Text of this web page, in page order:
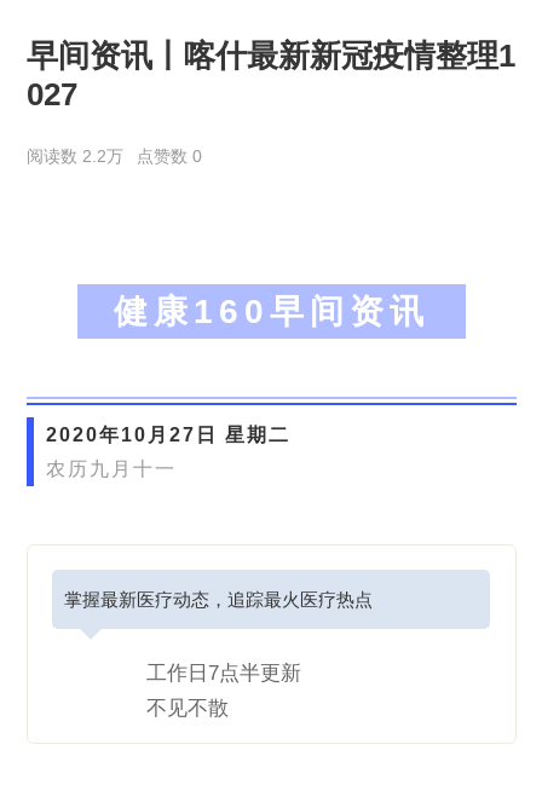
早间资讯丨喀什最新新冠疫情整理1
027
阅读数 2.2万 点赞数 0
健康160早间资讯
2020年10月27日 星期二
农历九月十一
掌握最新医疗动态，追踪最火医疗热点
工作日7点半更新
不见不散